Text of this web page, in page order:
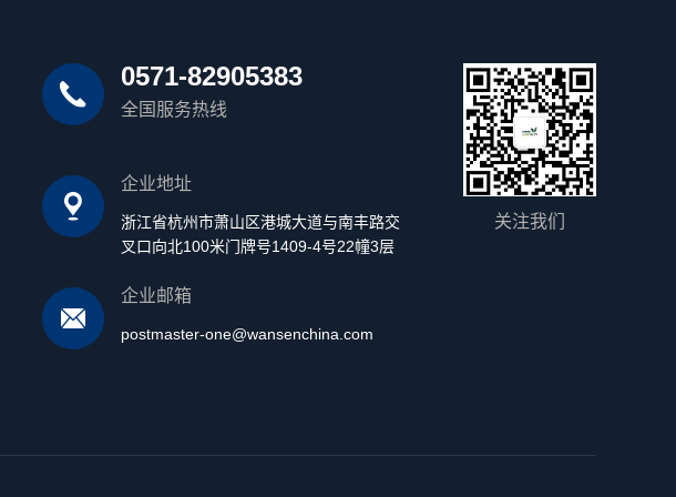
0571-82905383
全国服务热线
企业地址
浙江省杭州市萧山区港城大道与南丰路交
叉口向北100米门牌号1409-4号22幢3层
企业邮箱
postmaster-one@wansenchina.com
关注我们